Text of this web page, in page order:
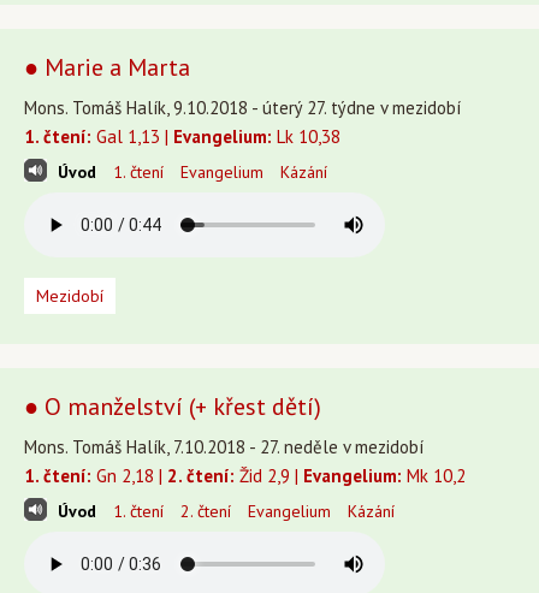
● Marie a Marta
Mons. Tomáš Halík, 9.10.2018 - úterý 27. týdne v mezidobí
1. čtení: Gal 1,13 | Evangelium: Lk 10,38
Úvod 1. čtení Evangelium Kázání
Mezidobí
● O manželství (+ křest dětí)
Mons. Tomáš Halík, 7.10.2018 - 27. neděle v mezidobí
1. čtení: Gn 2,18 | 2. čtení: Žid 2,9 | Evangelium: Mk 10,2
Úvod 1. čtení 2. čtení Evangelium Kázání